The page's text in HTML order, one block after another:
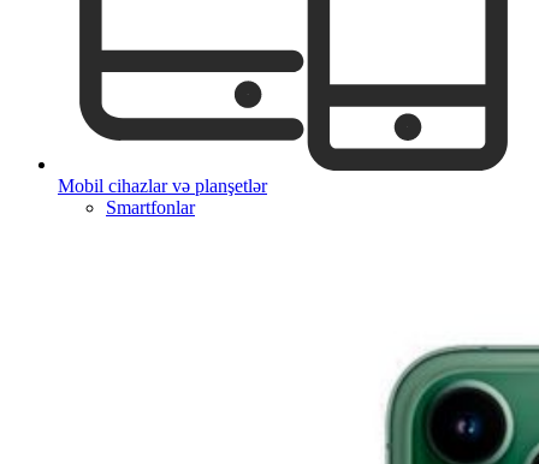
Mobil cihazlar və planşetlər
Smartfonlar